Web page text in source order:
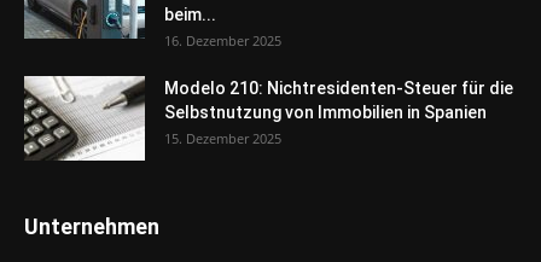
beim...
16. Dezember 2025
Modelo 210: Nichtresidenten-Steuer für die
Selbstnutzung von Immobilien in Spanien
15. Dezember 2025
Unternehmen